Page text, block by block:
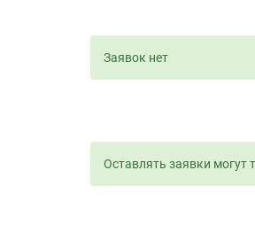
Заявок нет
Оставлять заявки могут